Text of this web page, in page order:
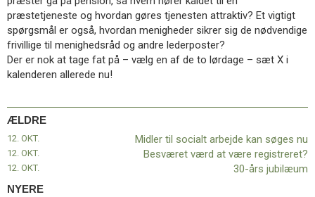
BaptistKirken
16.0:
Kontakt
Næste
indlæg:
Konferencen
KirkerForrige
Midler
socialt
arbejde
præstetjeneste og hvordan gøres tjenesten attraktiv? Et vigtigt
spørgsmål er også, hvordan menigheder sikrer sig de nødvendige
frivillige til menighedsråd og andre lederposter?
Der er nok at tage fat på – vælg en af de to lørdage – sæt X i
kalenderen allerede nu!
ÆLDRE
12. OKT. Midler til socialt arbejde kan søges nu
12. OKT. Besværet værd at være registreret?
12. OKT. 30-års jubilæum
NYERE